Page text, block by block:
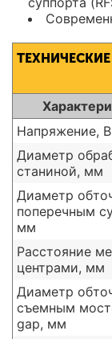
ТЕХНИЧЕСКИЕ
Напряжение, В
Диаметр
станиной, мм
Диаметр
поперечным
мм
Расстояние
центрами, мм
Диаметр
съемным
gap, мм